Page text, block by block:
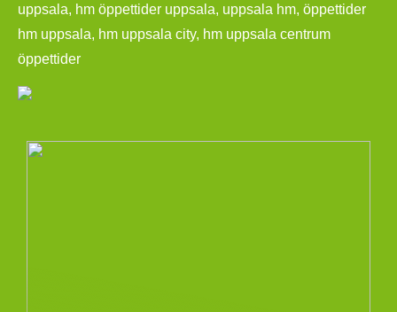
uppsala, hm öppettider uppsala, uppsala hm, öppettider
hm uppsala, hm uppsala city, hm uppsala centrum
öppettider